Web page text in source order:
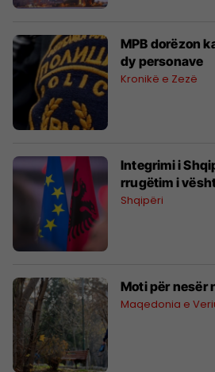
MPB dorëzon
dy personave
Kronikë e Zezë
Integrimi i
rrugëtim i
Shqipëri
Moti për nesër
Maqedonia e